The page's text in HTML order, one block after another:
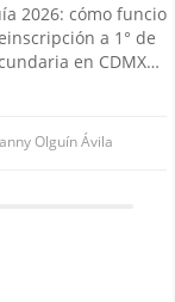
2026: cómo
a 1° de
en CDMX…
Olguín Ávila